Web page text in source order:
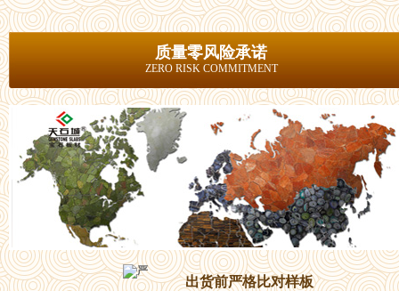
质量零风险承诺
ZERO RISK COMMITMENT
出货前严格比对样板